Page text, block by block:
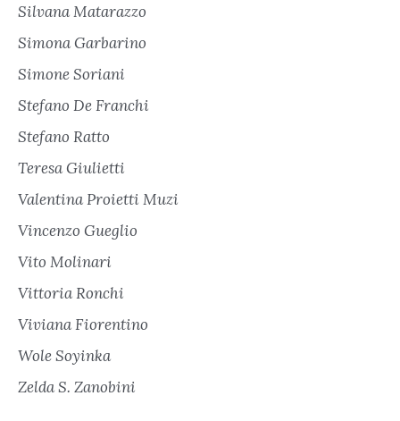
Silvana Matarazzo
Simona Garbarino
Simone Soriani
Stefano De Franchi
Stefano Ratto
Teresa Giulietti
Valentina Proietti Muzi
Vincenzo Gueglio
Vito Molinari
Vittoria Ronchi
Viviana Fiorentino
Wole Soyinka
Zelda S. Zanobini